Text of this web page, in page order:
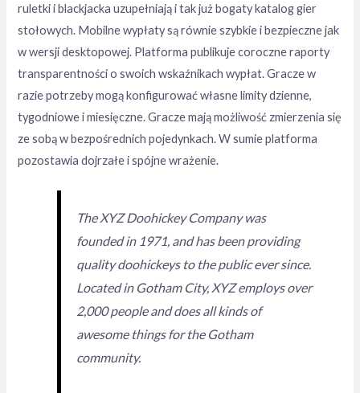
ruletki i blackjacka uzupełniają i tak już bogaty katalog gier
stołowych. Mobilne wypłaty są równie szybkie i bezpieczne jak
w wersji desktopowej. Platforma publikuje coroczne raporty
transparentności o swoich wskaźnikach wypłat. Gracze w
razie potrzeby mogą konfigurować własne limity dzienne,
tygodniowe i miesięczne. Gracze mają możliwość zmierzenia się
ze sobą w bezpośrednich pojedynkach. W sumie platforma
pozostawia dojrzałe i spójne wrażenie.
The XYZ Doohickey Company was
founded in 1971, and has been providing
quality doohickeys to the public ever since.
Located in Gotham City, XYZ employs over
2,000 people and does all kinds of
awesome things for the Gotham
community.